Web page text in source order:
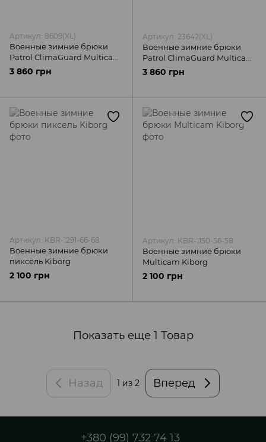
Артикул: 8609(XL)
Военные зимние брюки
Patrol ClimaGuard Multicam
Camotec
3 860 грн
Артикул: 23642(XL)
Военные зимние брюки
Patrol ClimaGuard Multicam
Camotec
3 860 грн
Артикул: KBR-1291-66-68
Военные зимние брюки
пиксель Kiborg
2 100 грн
Артикул: KBR-1150-56-58
Военные зимние брюки
Multicam Kiborg
2 100 грн
Показать еще 1 Товар
Назад 1 из 2 Вперед
+380 (99) 732 74 13